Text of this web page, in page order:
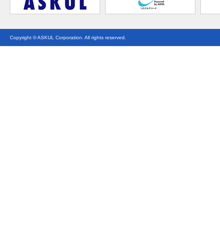
Copyright © ASKUL Corporation. All rights reserved.